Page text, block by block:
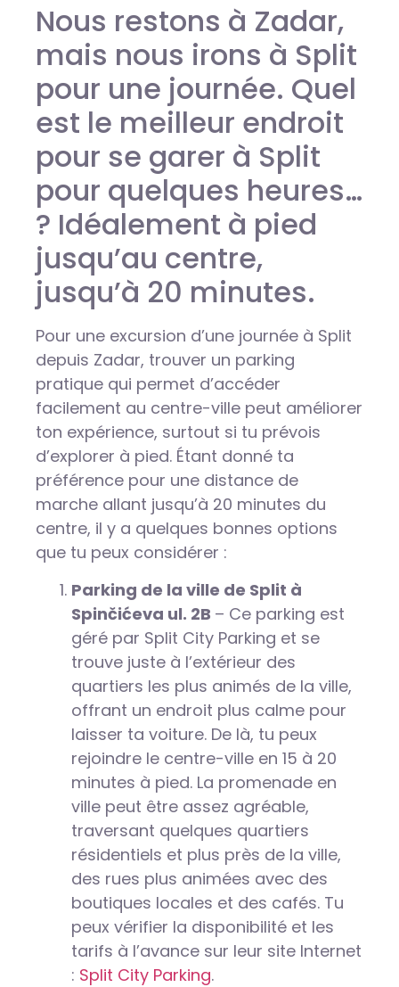
Nous restons à Zadar,
mais nous irons à Split
pour une journée. Quel
est le meilleur endroit
pour se garer à Split
pour quelques heures…
? Idéalement à pied
jusqu’au centre,
jusqu’à 20 minutes.
Pour une excursion d’une journée à Split
depuis Zadar, trouver un parking
pratique qui permet d’accéder
facilement au centre-ville peut améliorer
ton expérience, surtout si tu prévois
d’explorer à pied. Étant donné ta
préférence pour une distance de
marche allant jusqu’à 20 minutes du
centre, il y a quelques bonnes options
que tu peux considérer :
Parking de la ville de Split à
Spinčićeva ul. 2B – Ce parking est
géré par Split City Parking et se
trouve juste à l’extérieur des
quartiers les plus animés de la ville,
offrant un endroit plus calme pour
laisser ta voiture. De là, tu peux
rejoindre le centre-ville en 15 à 20
minutes à pied. La promenade en
ville peut être assez agréable,
traversant quelques quartiers
résidentiels et plus près de la ville,
des rues plus animées avec des
boutiques locales et des cafés. Tu
peux vérifier la disponibilité et les
tarifs à l’avance sur leur site Internet
: Split City Parking.